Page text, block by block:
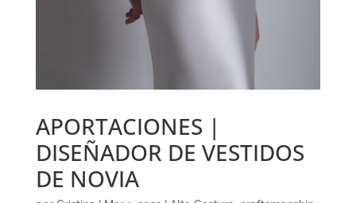
APORTACIONES |
DISEÑADOR DE VESTIDOS
DE NOVIA